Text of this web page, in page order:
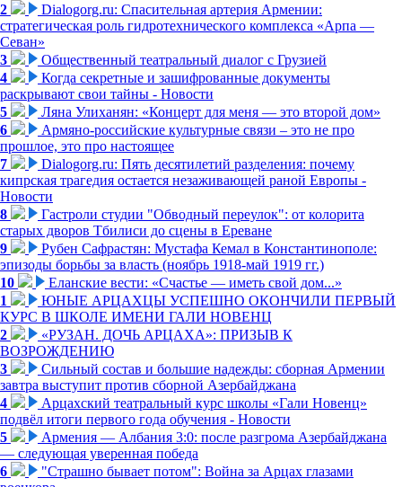
2
Dialogorg.ru: Спасительная артерия Армении:
стратегическая роль гидротехнического комплекса «Арпа —
Севан»
3
Общественный театральный диалог с Грузией
4
Когда секретные и зашифрованные документы
раскрывают свои тайны - Новости
5
Ляна Улиханян: «Концерт для меня — это второй дом»
6
Армяно-российские культурные связи – это не про
прошлое, это про настоящее
7
Dialogorg.ru: Пять десятилетий разделения: почему
кипрская трагедия остается незаживающей раной Европы -
Новости
8
Гастроли студии "Обводный переулок": от колорита
старых дворов Тбилиси до сцены в Ереване
9
Рубен Сафрастян: Мустафа Кемал в Константинополе:
эпизоды борьбы за власть (ноябрь 1918-май 1919 гг.)
10
Еланские вести: «Счастье — иметь свой дом...»
1
ЮНЫЕ АРЦАХЦЫ УСПЕШНО ОКОНЧИЛИ ПЕРВЫЙ
КУРС В ШКОЛЕ ИМЕНИ ГАЛИ НОВЕНЦ
2
«РУЗАН. ДОЧЬ АРЦАХА»: ПРИЗЫВ К
ВОЗРОЖДЕНИЮ
3
Сильный состав и большие надежды: сборная Армении
завтра выступит против сборной Азербайджана
4
Арцахский театральный курс школы «Гали Новенц»
подвёл итоги первого года обучения - Новости
5
Армения — Албания 3:0: после разгрома Азербайджана
— следующая уверенная победа
6
"Страшно бывает потом": Война за Арцах глазами